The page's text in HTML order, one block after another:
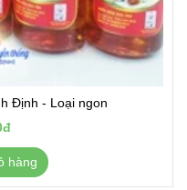
Định - Loại ngon
hàng